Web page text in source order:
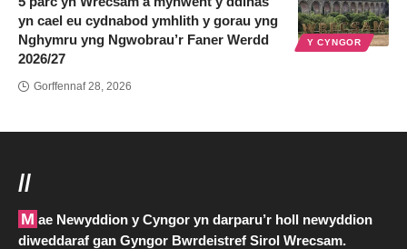
Y CYNGOR
yn cael eu cydnabod ymhlith y gorau yng
Nghymru yng Ngwobrau’r Faner Werdd
2026/27
Gorffennaf 28, 2026
//
Mae Newyddion y Cyngor yn darparu’r holl newyddion
diweddaraf gan Gyngor Bwrdeistref Sirol Wrecsam.